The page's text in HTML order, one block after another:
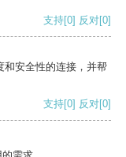
支持[0] 反对[0]
和安全性的连接，并帮
支持[0] 反对[0]